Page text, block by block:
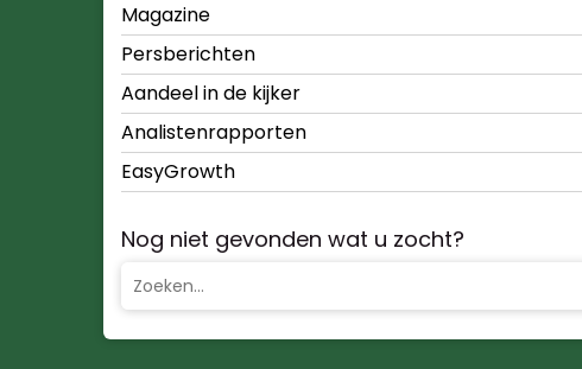
Magazine
Persberichten
Aandeel in de kijker
Analistenrapporten
EasyGrowth
Nog niet gevonden wat u zocht?